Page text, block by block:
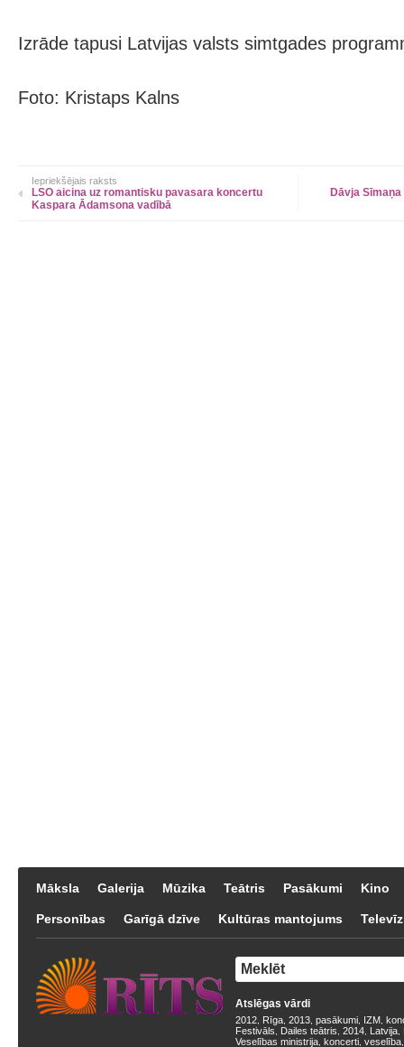
Izrāde tapusi Latvijas valsts simtgades
Foto: Kristaps Kalns
Iepriekšējais raksts
LSO aicina uz romantisku pavasara koncertu
Kaspara Ādamsona vadībā
Dāvja
Māksla Galerija Mūzika Teātris Pasākumi Kino
Personības Garīgā dzīve Kultūras mantojums
Atslēgas vārdi
2012 Rīga 2013 pasākumi IZM
Festivāls
Dailes teātris 2014 Latvija
Veselības ministrija koncerti veselība